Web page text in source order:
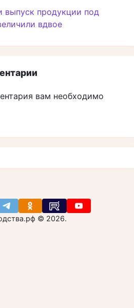
выпуск продукции под
вдвое
вам необходимо
© 2026.